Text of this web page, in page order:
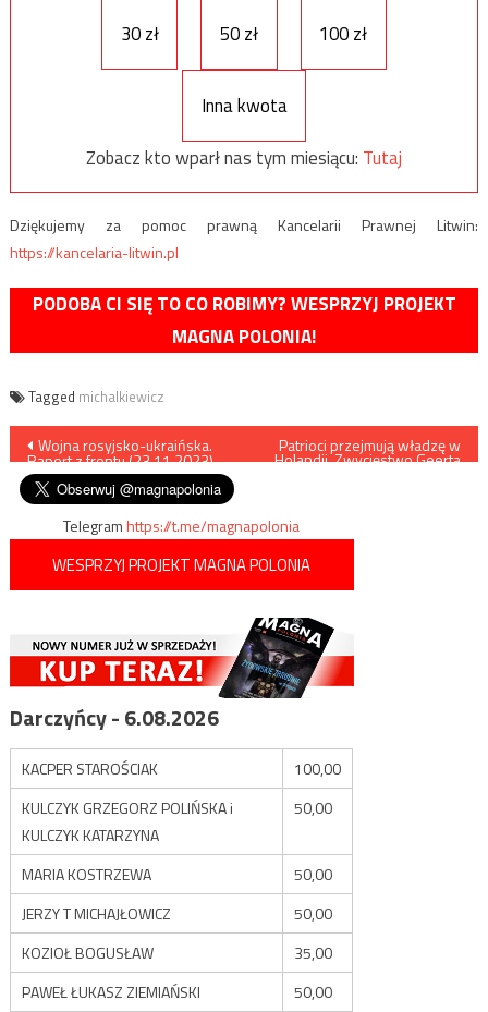
30 zł
50 zł 100 zł
Inna kwota
Zobacz kto wparł nas tym miesiącu: Tutaj
Dziękujemy za pomoc prawną Kancelarii Prawnej Litwin:
https://kancelaria-litwin.pl
PODOBA CI SIĘ TO CO ROBIMY? WESPRZYJ PROJEKT
MAGNA POLONIA!
Tagged michalkiewicz
Nawigacja
wpisu
Wojna rosyjsko-ukraińska.
Raport z frontu (23.11.2023)
Patrioci przejmują władzę w
Holandii. Zwycięstwo Geerta
Telegramhttps://t.me/magnapolonia
WESPRZYJ PROJEKT MAGNA POLONIA
Darczyńcy - 6.08.2026
KACPER STAROŚCIAK
100,00
KULCZYK GRZEGORZ POLIŃSKA i
KULCZYK KATARZYNA
50,00
MARIA KOSTRZEWA
50,00
JERZY T MICHAJŁOWICZ
50,00
KOZIOŁ BOGUSŁAW
35,00
PAWEŁ ŁUKASZ ZIEMIAŃSKI
50,00